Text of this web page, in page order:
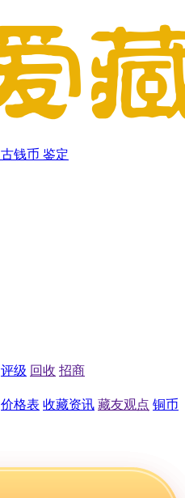
古钱币 鉴定
评级 回收 招商
价格表 收藏资讯 藏友观点 铜币